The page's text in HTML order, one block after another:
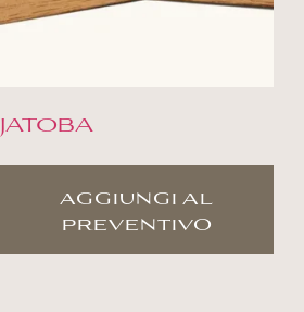
JATOBA
aggiungi al
preventivo